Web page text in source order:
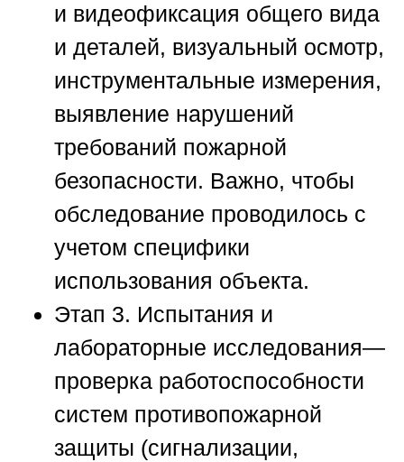
и видеофиксация общего вида
и деталей, визуальный осмотр,
инструментальные измерения,
выявление нарушений
требований пожарной
безопасности. Важно, чтобы
обследование проводилось с
учетом специфики
использования объекта.
Этап 3. Испытания и
лабораторные исследования—
проверка работоспособности
систем противопожарной
защиты (сигнализации,